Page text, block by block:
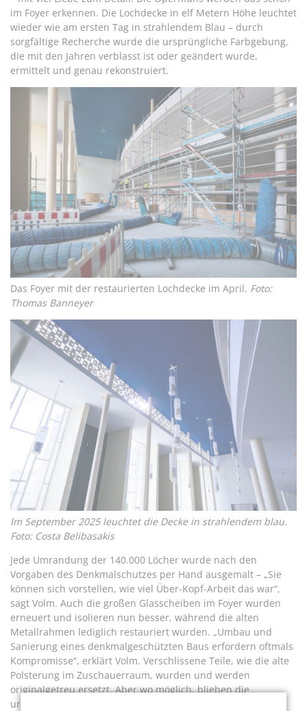
im Foyer erkennen. Die Lochdecke in elf Metern Höhe leuchtet
wieder wie am ersten Tag in strahlendem Blau – durch
sorgfältige Recherche wurde die ursprüngliche Farbgebung,
die mit den Jahren verblasst ist oder geändert wurde,
ermittelt und genau rekonstruiert.
Das Foyer mit der restaurierten Lochdecke im April. Foto:
Thomas Banneyer
Im September 2025 leuchtet die Decke in strahlendem blau.
Foto: Costa Belibasakis
Jede Umrandung der 140.000 Löcher wurde nach den
Vorgaben des Denkmalschutzes per Hand ausgemalt – „Sie
können sich vorstellen, wie viel Über-Kopf-Arbeit das war“,
sagt Volm. Auch die großen Glasscheiben im Foyer wurden
erneuert und isolieren nun besser, während die alten
Metallrahmen lediglich restauriert wurden. „Umbau und
Sanierung eines denkmalgeschützten Baus erfordern oftmals
Kompromisse“, erklärt Volm. Verschlissene Teile, wie die alte
Polsterung im Zuschauerraum, wurden und werden
originalgetreu ersetzt. Aber wo möglich, blieben die
ursprünglichen Bauteile erhalten.